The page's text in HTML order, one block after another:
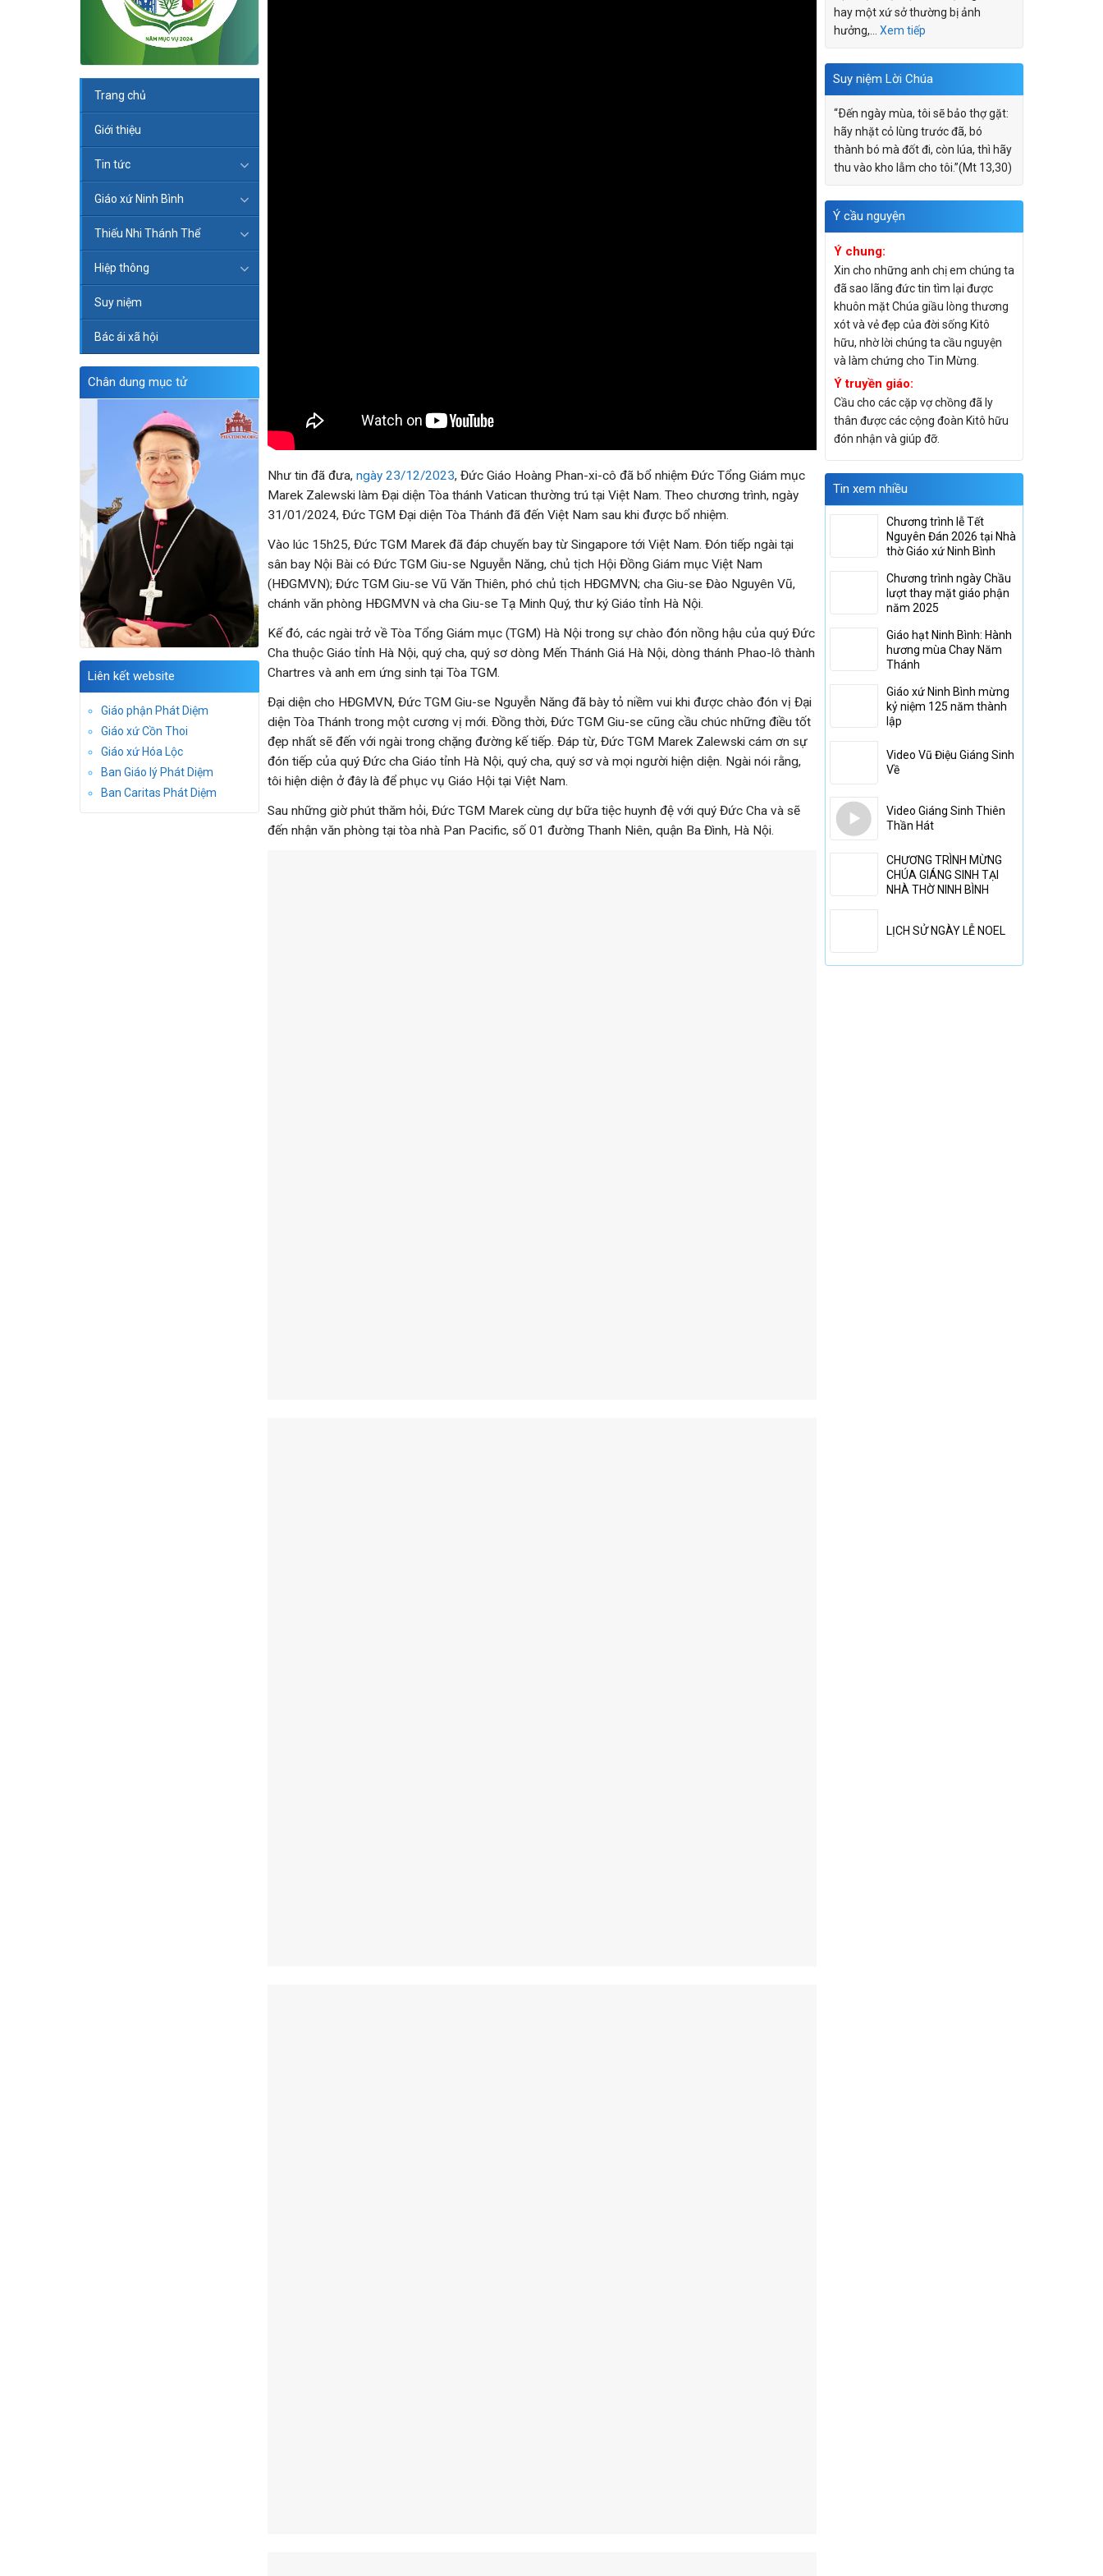
Trang chủ
Giới thiệu
Tin tức
Giáo xứ Ninh Bình
Thiếu Nhi Thánh Thể
Hiệp thông
Suy niệm
Bác ái xã hội
Chân dung mục tử
Liên kết website
Giáo phận Phát Diệm
Giáo xứ Cồn Thoi
Giáo xứ Hóa Lộc
Ban Giáo lý Phát Diệm
Ban Caritas Phát Diệm
Như tin đã đưa, ngày 23/12/2023, Đức Giáo Hoàng Phan-xi-cô đã bổ nhiệm Đức Tổng Giám mục
Marek Zalewski làm Đại diện Tòa thánh Vatican thường trú tại Việt Nam. Theo chương trình, ngày
31/01/2024, Đức TGM Đại diện Tòa Thánh đã đến Việt Nam sau khi được bổ nhiệm.
Vào lúc 15h25, Đức TGM Marek đã đáp chuyến bay từ Singapore tới Việt Nam. Đón tiếp ngài tại
sân bay Nội Bài có Đức TGM Giu-se Nguyễn Năng, chủ tịch Hội Đồng Giám mục Việt Nam
(HĐGMVN); Đức TGM Giu-se Vũ Văn Thiên, phó chủ tịch HĐGMVN; cha Giu-se Đào Nguyên Vũ,
chánh văn phòng HĐGMVN và cha Giu-se Tạ Minh Quý, thư ký Giáo tỉnh Hà Nội.
Kế đó, các ngài trở về Tòa Tổng Giám mục (TGM) Hà Nội trong sự chào đón nồng hậu của quý Đức
Cha thuộc Giáo tỉnh Hà Nội, quý cha, quý sơ dòng Mến Thánh Giá Hà Nội, dòng thánh Phao-lô thành
Chartres và anh em ứng sinh tại Tòa TGM.
Đại diện cho HĐGMVN, Đức TGM Giu-se Nguyễn Năng đã bày tỏ niềm vui khi được chào đón vị Đại
diện Tòa Thánh trong một cương vị mới. Đồng thời, Đức TGM Giu-se cũng cầu chúc những điều tốt
đẹp nhất sẽ đến với ngài trong chặng đường kế tiếp. Đáp từ, Đức TGM Marek Zalewski cám ơn sự
đón tiếp của quý Đức cha Giáo tỉnh Hà Nội, quý cha, quý sơ và mọi người hiện diện. Ngài nói rằng,
tôi hiện diện ở đây là để phục vụ Giáo Hội tại Việt Nam.
Sau những giờ phút thăm hỏi, Đức TGM Marek cùng dự bữa tiệc huynh đệ với quý Đức Cha và sẽ
đến nhận văn phòng tại tòa nhà Pan Pacific, số 01 đường Thanh Niên, quận Ba Đình, Hà Nội.
hay một xứ sở thường bị ảnh
hưởng,… Xem tiếp
Suy niệm Lời Chúa
“Ðến ngày mùa, tôi sẽ bảo thợ gặt:
hãy nhặt cỏ lùng trước đã, bó
thành bó mà đốt đi, còn lúa, thì hãy
thu vào kho lẫm cho tôi.”(Mt 13,30)
Ý cầu nguyện
Ý chung:
Xin cho những anh chị em chúng ta
đã sao lãng đức tin tìm lại được
khuôn mặt Chúa giầu lòng thương
xót và vẻ đẹp của đời sống Kitô
hữu, nhờ lời chúng ta cầu nguyện
và làm chứng cho Tin Mừng.
Ý truyền giáo:
Cầu cho các cặp vợ chồng đã ly
thân được các cộng đoàn Kitô hữu
đón nhận và giúp đỡ.
Tin xem nhiều
Chương trình lễ Tết
Nguyên Đán 2026 tại Nhà
thờ Giáo xứ Ninh Bình
Chương trình ngày Chầu
lượt thay mặt giáo phận
năm 2025
Giáo hạt Ninh Bình: Hành
hương mùa Chay Năm
Thánh
Giáo xứ Ninh Bình mừng
kỷ niệm 125 năm thành
lập
Video Vũ Điệu Giáng Sinh
Về
Video Giáng Sinh Thiên
Thần Hát
CHƯƠNG TRÌNH MỪNG
CHÚA GIÁNG SINH TẠI
NHÀ THỜ NINH BÌNH
LỊCH SỬ NGÀY LỄ NOEL